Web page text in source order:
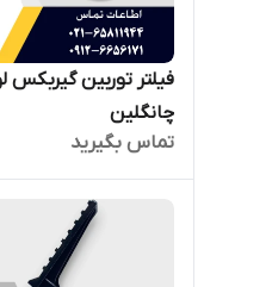
چانگلین
تماس بگیرید